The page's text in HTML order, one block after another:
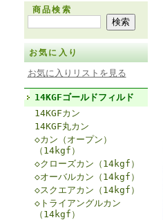
商品検索
お気に入り
お気に入りリストを見る
14KGFゴールドフィルド
14KGFカン
14KGF丸カン
◇カン（オープン）
（14kgf）
◇クローズカン（14kgf）
◇オーバルカン（14kgf）
◇スクエアカン（14kgf）
◇トライアングルカン
（14kgf）